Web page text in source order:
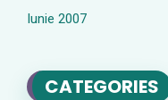
Iunie 2007
CATEGORIES